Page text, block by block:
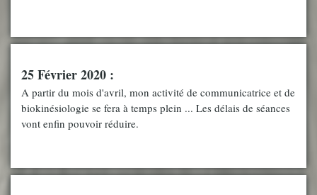
25 Février 2020 :
A partir du mois d'avril, mon activité de communicatrice et de
biokinésiologie se fera à temps plein ... Les délais de séances
vont enfin pouvoir réduire.